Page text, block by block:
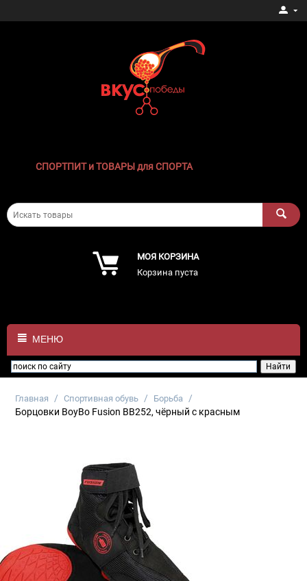
СПОРТПИТ и ТОВАРЫ для СПОРТА
МОЯ КОРЗИНА
Корзина пуста
МЕНЮ
Главная / Спортивная обувь / Борьба /
Борцовки BoyBo Fusion BB252, чёрный с красным